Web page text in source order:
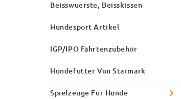
Beisswuerste, Beisskissen
Hundesport Artikel
IGP/IPO Fährtenzubehör
Hundefutter Von Starmark
Spielzeuge Für Hunde